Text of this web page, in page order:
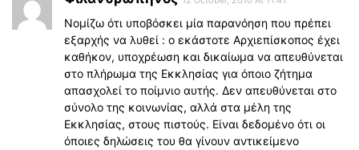
Νομίζω ότι υποβόσκει μία παρανόηση που πρέπει
εξαρχής να λυθεί : ο εκάστοτε Αρχιεπίσκοπος έχει
καθήκον, υποχρέωση και δικαίωμα να απευθύνεται
στο πλήρωμα της Εκκλησίας για όποιο ζήτημα
απασχολεί το ποίμνιο αυτής. Δεν απευθύνεται στο
σύνολο της κοινωνίας, αλλά στα μέλη της
Εκκλησίας, στους πιστούς. Είναι δεδομένο ότι οι
όποιες δηλώσεις του θα γίνουν αντικείμενο